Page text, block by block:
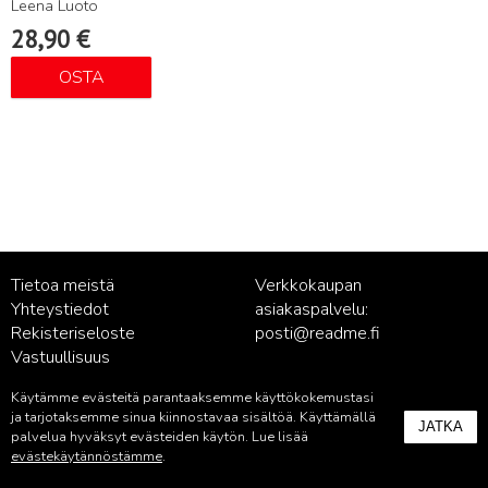
Leena Luoto
28,90 €
OSTA
Tietoa meistä
Yhteystiedot
Rekisteriseloste
Vastuullisuus
Verkkokaupan
asiakaspalvelu:
posti@readme.fi
Kustantamon asiakaspalvelu:
palvelu@readme.fi
Käytämme evästeitä parantaaksemme käyttökokemustasi
ja tarjotaksemme sinua kiinnostavaa sisältöä. Käyttämällä
palvelua hyväksyt evästeiden käytön. Lue lisää
evästekäytännöstämme.
JATKA